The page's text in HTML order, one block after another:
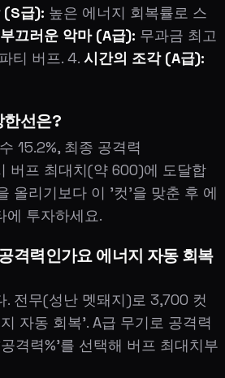
(S급): 높은 에너지 회복률로 스
부끄러운 악마 (A급): 무과금 최고
티 버프. 4. 시간의 조각 (A급):
한선은?
15.2%, 최종 공격력
버프 최대치(약 600)에 도달합
올리기보다 이 '컷'을 맞춘 후 에
에 투자하세요.
격력인가요 에너지 자동 회복
. 전무(성난 멧돼지)로 3,700 컷
자동 회복'. A급 무기로 공격력
격력%'를 선택해 버프 최대치부